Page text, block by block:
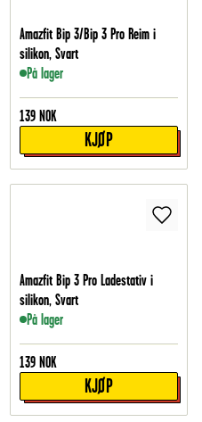
Amazfit Bip 3/Bip 3 Pro Reim i
silikon, Svart
På lager
139 NOK
KJØP
Amazfit Bip 3 Pro Ladestativ i
silikon, Svart
På lager
139 NOK
KJØP